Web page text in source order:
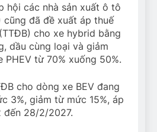
hội các nhà sản xuất ô tô
cũng đã đề xuất áp thuế
cho xe hybrid bằng
dầu cùng loại và giảm
PHEV từ 70% xuống 50%.
cho dòng xe BEV đang
3%, giảm từ mức 15%, áp
28/2/2027.